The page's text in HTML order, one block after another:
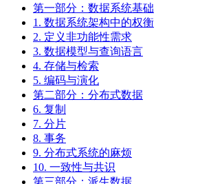
第一部分：数据系统基础
1. 数据系统架构中的权衡
2. 定义非功能性需求
3. 数据模型与查询语言
4. 存储与检索
5. 编码与演化
第二部分：分布式数据
6. 复制
7. 分片
8. 事务
9. 分布式系统的麻烦
10. 一致性与共识
第三部分：派生数据